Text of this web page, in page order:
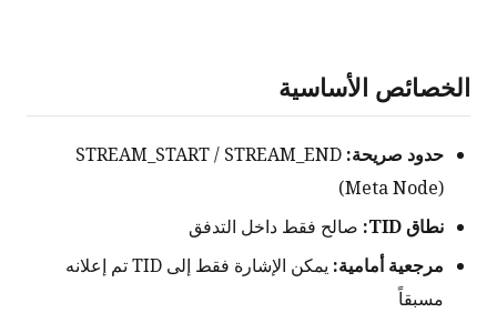
الخصائص الأساسية
حدود صريحة: STREAM_START / STREAM_END
(Meta Node)
نطاق TID:
صالح فقط داخل التدفق
مرجعية أمامية:
يمكن الإشارة فقط إلى TID تم إعلانه
مسبقاً